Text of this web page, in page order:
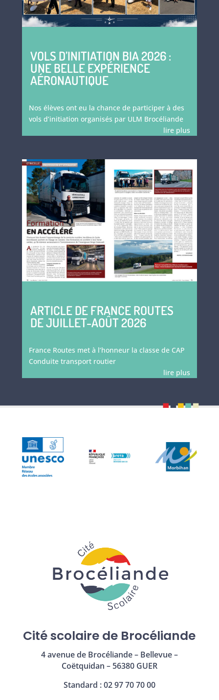
VOLS D’INITIATION BIA 2026 :
UNE BELLE EXPÉRIENCE
AÉRONAUTIQUE
Nos élèves ont eu la chance de participer à des
vols d’initiation organisés par ULM Brocéliande
lire plus
ARTICLE DE FRANCE ROUTES
DE JUILLET-AOÛT 2026
France Routes met à l’honneur la classe de CAP
Conduite transport routier
lire plus
Cité scolaire de Brocéliande
4 avenue de Brocéliande – Bellevue –
Coëtquidan – 56380 GUER
Standard : 02 97 70 70 00